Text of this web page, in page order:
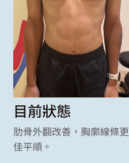
目前狀態
肋骨外翻改善，胸廓線條更
佳平順。